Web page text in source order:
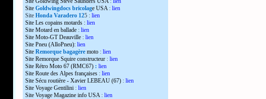
Site Goldwingdocs bricolage USA : lien
Site Honda Varadero 125 : lien
Site Les copains motards : lien
Site Motard en ballade : lien
Site Moto-GT Deauville : lien
Site Pneu (AlloPneu): lien
Site Remorque bagagère moto : lien
Site Remorque Squire constructeur : lien
Site Rétro Moto 67 (RMC67) : lien
Site Route des Alpes françaises : lien
Site Sécu routière - Xavier LEBEAU (67) : lien
Site Voyage Gentilini : lien
Site Voyage Magazine info USA: lien